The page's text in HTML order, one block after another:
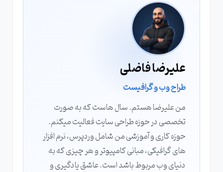
علیرضا فاضلی
طراح وب و گرافیست
من علیرضا هستم. سال‌ هاست که به‌ صورت
تخصصی در حوزه طراحی سایت فعالیت میکنم.
حوزه کاری و آموزشی من شامل وردپرس، نرم‌ افزار
های گرافیکی، مبانی کامپیوتر و هر چیزی که به
دنیای وب مربوط باشد است. عاشق یادگیری و